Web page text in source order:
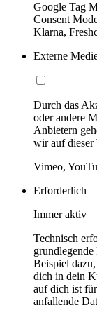
Google Tag
Consent
Klarna,
Externe
Durch das
oder andere
Anbietern
wir auf dieser
Vimeo,
Erforderlich
Immer aktiv
Technisch
Beispiel
dich in dein
auf dich ist
anfallende